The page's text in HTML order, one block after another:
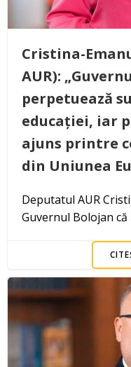
Cristina-
AUR):
perpetuează
educației, iar
ajuns printre
din Uniunea
Deputatul AUR
Guvernul Bolojan